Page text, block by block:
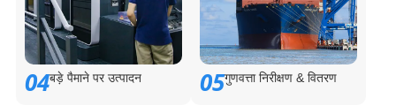
04बड़े पैमाने पर उत्पादन 05गुणवत्ता निरीक्षण & वितरण